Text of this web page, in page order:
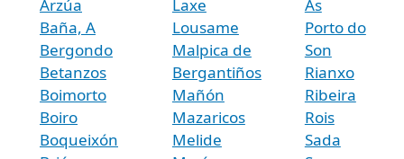
Arzúa
Baña, A
Bergondo
Betanzos
Boimorto
Boiro
Boqueixón
Laxe
Lousame
Malpica de
Bergantiños
Mañón
Mazaricos
Melide
As
Porto do
Son
Rianxo
Ribeira
Rois
Sada